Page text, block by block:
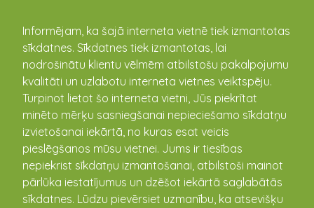
Informējam, ka šajā interneta vietnē tiek izmantotas
sīkdatnes. Sīkdatnes tiek izmantotas, lai
nodrošinātu klientu vēlmēm atbilstošu pakalpojumu
kvalitāti un uzlabotu interneta vietnes veiktspēju.
Turpinot lietot šo interneta vietni, Jūs piekrītat
minēto mērķu sasniegšanai nepieciešamo sīkdatņu
izvietošanai iekārtā, no kuras esat veicis
pieslēgšanos mūsu vietnei. Jums ir tiesības
nepiekrist sīkdatņu izmantošanai, atbilstoši mainot
pārlūka iestatījumus un dzēšot iekārtā saglabātās
sīkdatnes. Lūdzu pievērsiet uzmanību, ka atsevišķu
kandava.lv
PASĀKUMU
KALENDĀRS